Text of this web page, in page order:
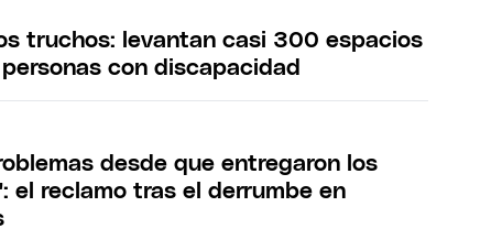
truchos: levantan casi 300 espacios
con discapacidad
desde que entregaron los
el reclamo tras el derrumbe en